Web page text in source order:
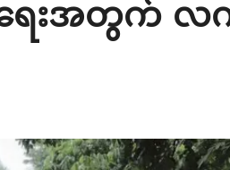
ေးအတွက် လ